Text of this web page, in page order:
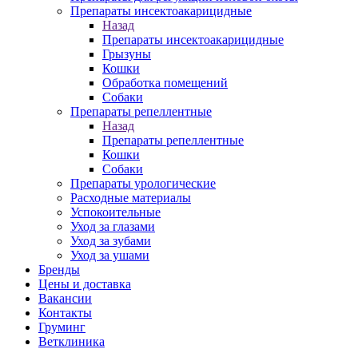
Препараты инсектоакарицидные
Назад
Препараты инсектоакарицидные
Грызуны
Кошки
Обработка помещений
Собаки
Препараты репеллентные
Назад
Препараты репеллентные
Кошки
Собаки
Препараты урологические
Расходные материалы
Успокоительные
Уход за глазами
Уход за зубами
Уход за ушами
Бренды
Цены и доставка
Вакансии
Контакты
Груминг
Ветклиника